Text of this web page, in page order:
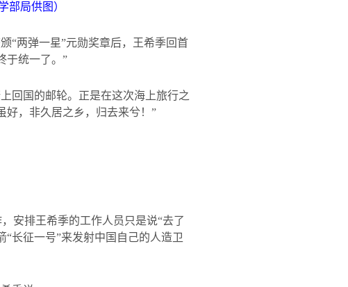
部局供图）
“两弹一星”元勋奖章后，王希季回首
于统一了。”
回国的邮轮。正是在这次海上旅行之
好，非久居之乡，归去来兮！”
安排王希季的工作人员只是说“去了
长征一号”来发射中国自己的人造卫